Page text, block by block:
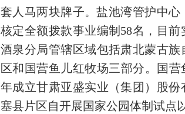
套人马两块牌子。盐池湾管护中心
核定全额拨款事业编制58名，目
酒泉分局管辖区域包括肃北蒙古
区和国营鱼儿红牧场三部分。国
年成立甘肃亚盛实业（集团）股
塞县片区自开展国家公园体制试点